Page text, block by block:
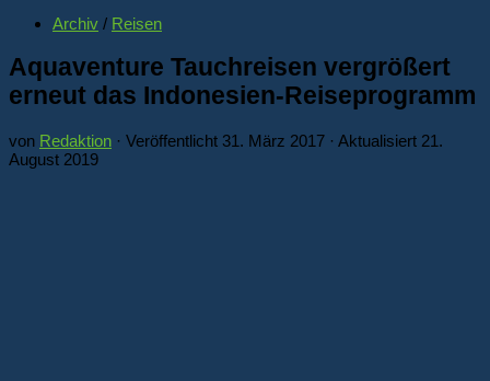
Archiv / Reisen
Aquaventure Tauchreisen vergrößert
erneut das Indonesien-Reiseprogramm
von Redaktion · Veröffentlicht 31. März 2017 · Aktualisiert 21.
August 2019